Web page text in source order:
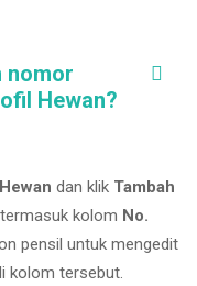
nomor
Hewan?
dan klik Tambah
kolom No.
pensil untuk mengedit
kolom tersebut.